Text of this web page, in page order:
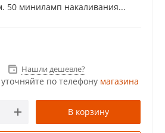
50 миниламп накаливания...
Нашли дешевле?
по телефону магазина
В корзину